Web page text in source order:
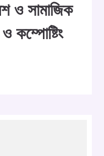
ও সামাজিক
কম্পোষ্টিং